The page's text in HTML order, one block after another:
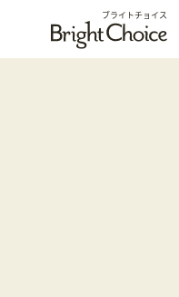
ブライトチョイス